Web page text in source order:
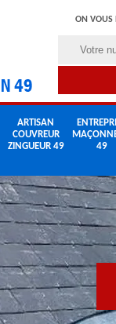
ON VOUS
ARTISAN
COUVREUR
ZINGUEUR 49
49